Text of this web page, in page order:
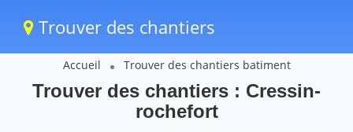
Trouver des chantiers
Accueil Trouver des chantiers batiment
Trouver des chantiers : Cressin-
rochefort